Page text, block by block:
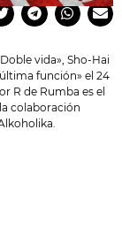
vida», Sho-Hai
función» el 24
R de Rumba es el
colaboración